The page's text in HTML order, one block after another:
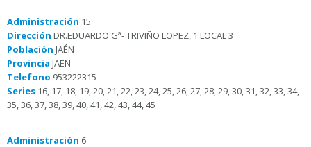
Administración 15
Dirección DR.EDUARDO Gª- TRIVIÑO LOPEZ, 1 LOCAL 3
Población JAÉN
Provincia JAEN
Telefono 953222315
Series 16, 17, 18, 19, 20, 21, 22, 23, 24, 25, 26, 27, 28, 29, 30, 31, 32, 33, 34,
35, 36, 37, 38, 39, 40, 41, 42, 43, 44, 45
Administración 6